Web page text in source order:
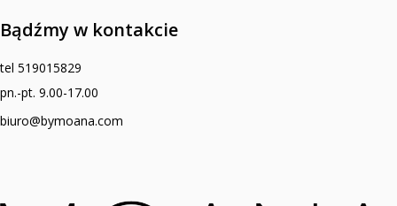
Bądźmy w kontakcie
tel 519015829
pn.-pt. 9.00-17.00
biuro@bymoana.com